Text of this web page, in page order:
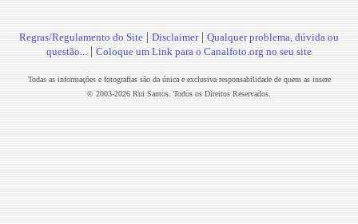
Regras/Regulamento do Site | Disclaimer| Qualquer problema, dúvida ou
questão... | Coloque um Link para o Canalfoto.org no seu site
Todas as informações e fotografias são da única e exclusiva responsabilidade de quem as insere
© 2003-2026 Rui Santos. Todos os Direitos Reservados.